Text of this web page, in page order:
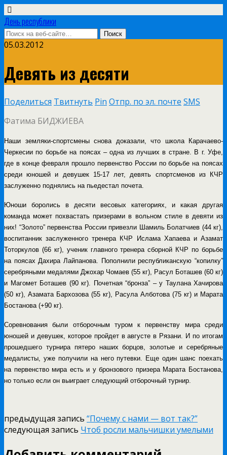
День республики
05.03.2012
Девять из десяти
Поделиться Твитнуть Pin Отпр. по эл. почте SMS
Фатима БИДЖИЕВА
Наши земляки-спортсмены снова доказали, что школа Карачаево-
Черкесии по борьбе на поясах – одна из лучших в стране. В г. Уфе,
где в конце февраля прошло первенство России по борьбе на поясах
среди юношей и девушек 15-17 лет, девять спортсменов из КЧР
заслуженно поднялись на пьедестал почета.
Юноши боролись в десяти весовых категориях, и какая другая
команда может похвастать призерами в вольном стиле в девяти из
них! “Золото” первенства России привезли Шамиль Болатчиев (44 кг),
воспитанник заслуженного тренера КЧР Ислама Хапаева и Азамат
Тоторкулов (66 кг), ученик главного тренера сборной КЧР по борьбе
на поясах Дахира Лайпанова. Пополнили республиканскую “копилку”
серебряными медалями Джохар Чомаев (55 кг), Расул Боташев (60 кг)
и Магомет Боташев (90 кг). Почетная “бронза” – у Таулана Хачирова
(50 кг), Азамата Бархозова (55 кг), Расула Алботова (75 кг) и Марата
Бостанова (+90 кг).
Соревнования были отборочным туром к первенству мира среди
юношей и девушек, которое пройдет в августе в Рязани.
И по итогам
прошедшего турнира пятеро наших борцов, золотые и серебряные
медалисты, уже получили на него путевки. Еще один шанс поехать
на первенство мира есть и у бронзового призера Марата Бостанова,
но только если он выиграет следующий отборочный турнир.
предыдущая запись “Почему с нами — вот так?”
следующая запись Чтоб росли мальчишки умелыми